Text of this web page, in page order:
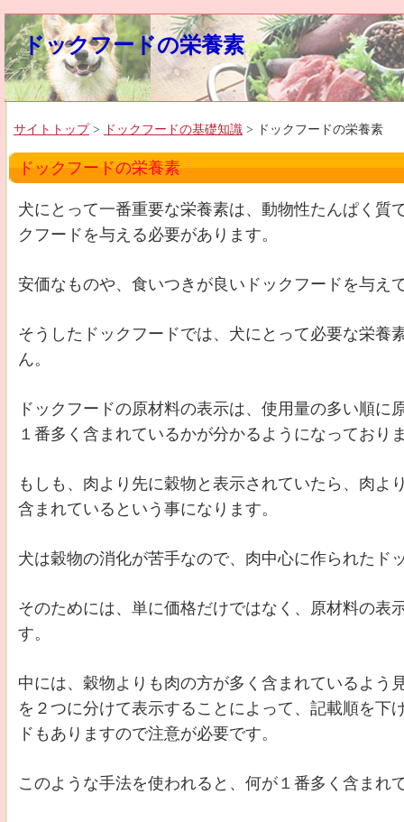
ドックフードの栄養素
サイトトップ > ドックフードの基礎知識 > ドックフードの栄養素
ドックフードの栄養素
犬にとって一番重要な栄養素は、動物性たんぱく質
クフードを与える必要があります。
安価なものや、食いつきが良いドックフードを与え
そうしたドックフードでは、犬にとって必要な栄養
ん。
ドックフードの原材料の表示は、使用量の多い順に
１番多く含まれているかが分かるようになっており
もしも、肉より先に穀物と表示されていたら、肉よ
含まれているという事になります。
犬は穀物の消化が苦手なので、肉中心に作られたド
そのためには、単に価格だけではなく、原材料の表
す。
中には、穀物よりも肉の方が多く含まれているよう
を２つに分けて表示することによって、記載順を下
ドもありますので注意が必要です。
このような手法を使われると、何が１番多く含まれ